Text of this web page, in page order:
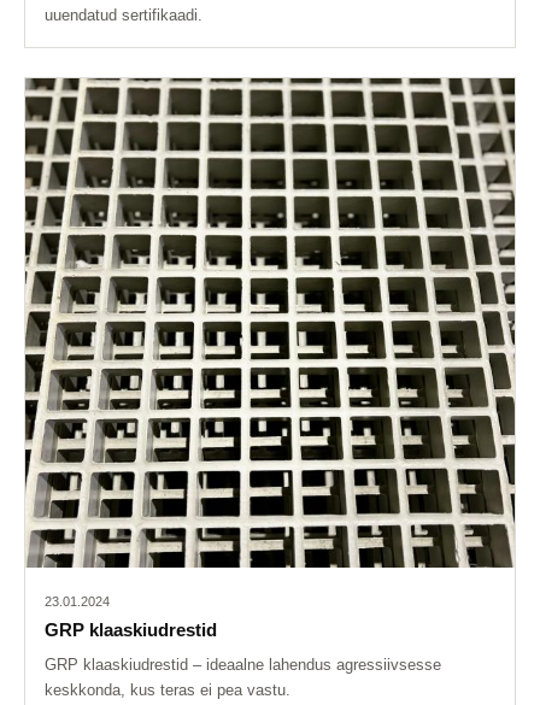
uuendatud sertifikaadi.
23.01.2024
GRP klaaskiudrestid
GRP klaaskiudrestid – ideaalne lahendus agressiivsesse
keskkonda, kus teras ei pea vastu.